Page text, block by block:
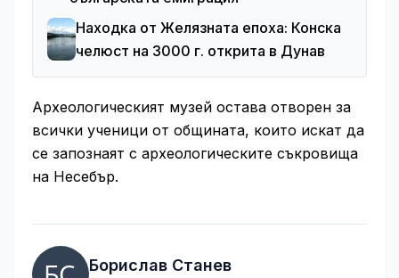
Находка от Желязната епоха: Конска
челюст на 3000 г. открита в Дунав
Археологическият музей остава отворен за
всички ученици от общината, които искат да
се запознаят с археологическите съкровища
на Несебър.
Борислав Станев